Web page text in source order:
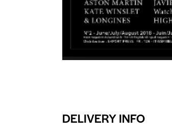
DELIVERY INFO